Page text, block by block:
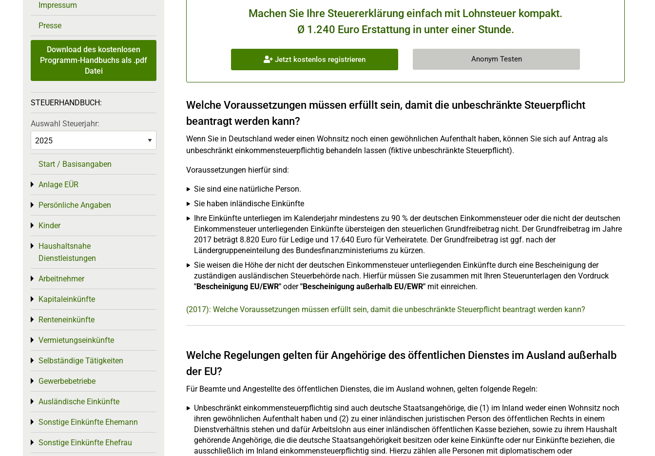
Machen Sie Ihre Steuererklärung einfach mit Lohnsteuer kompakt.
Ø 1.240 Euro Erstattung in unter einer Stunde.
Jetzt kostenlos registrieren Anonym Testen
Welche Voraussetzungen müssen erfüllt sein, damit die unbeschränkte Steuerpflicht
beantragt werden kann?
Wenn Sie in Deutschland weder einen Wohnsitz noch einen gewöhnlichen Aufenthalt haben, können Sie sich auf Antrag als
unbeschränkt einkommensteuerpflichtig behandeln lassen (fiktive unbeschränkte Steuerpflicht).
Voraussetzungen hierfür sind:
Sie sind eine natürliche Person.
Sie haben inländische Einkünfte
Ihre Einkünfte unterliegen im Kalenderjahr mindestens zu 90 % der deutschen Einkommensteuer oder die nicht der deutschen
Einkommensteuer unterliegenden Einkünfte übersteigen den steuerlichen Grundfreibetrag nicht. Der Grundfreibetrag im Jahre
2017 beträgt 8.820 Euro für Ledige und 17.640 Euro für Verheiratete. Der Grundfreibetrag ist ggf. nach der
Ländergruppeneinteilung des Bundesfinanzministeriums zu kürzen.
Sie weisen die Höhe der nicht der deutschen Einkommensteuer unterliegenden Einkünfte durch eine Bescheinigung der
zuständigen ausländischen Steuerbehörde nach. Hierfür müssen Sie zusammen mit Ihren Steuerunterlagen den Vordruck
"Bescheinigung EU/EWR" oder"Bescheinigung außerhalb EU/EWR" mit einreichen.
(2017): Welche Voraussetzungen müssen erfüllt sein, damit die unbeschränkte Steuerpflicht beantragt werden kann?
Welche Regelungen gelten für Angehörige des öffentlichen Dienstes im Ausland außerhalb
der EU?
Für Beamte und Angestellte des öffentlichen Dienstes, die im Ausland wohnen, gelten folgende Regeln:
Unbeschränkt einkommensteuerpflichtig sind auch deutsche Staatsangehörige, die (1) im Inland weder einen Wohnsitz noch
ihren gewöhnlichen Aufenthalt haben und (2) zu einer inländischen juristischen Person des öffentlichen Rechts in einem
Dienstverhältnis stehen und dafür Arbeitslohn aus einer inländischen öffentlichen Kasse beziehen, sowie zu ihrem Haushalt
gehörende Angehörige, die die deutsche Staatsangehörigkeit besitzen oder keine Einkünfte oder nur Einkünfte beziehen, die
ausschließlich im Inland einkommensteuerpflichtig sind. Hierzu zählen alle Personen mit diplomatischem oder
Impressum
Presse
Download des kostenlosen
Programm-Handbuchs als .pdf
Datei
STEUERHANDBUCH:
Auswahl Steuerjahr:
Start / Basisangaben
Anlage EÜR
Toggle menu
Persönliche Angaben
Toggle menu
Kinder
Toggle menu
Haushaltsnahe
Dienstleistungen
Toggle menu
Arbeitnehmer
Toggle menu
Kapitaleinkünfte
Toggle menu
Renteneinkünfte
Toggle menu
Vermietungseinkünfte
Toggle menu
Selbständige Tätigkeiten
Toggle menu
Gewerbebetriebe
Toggle menu
Ausländische Einkünfte
Toggle menu
Sonstige Einkünfte Ehemann
Toggle menu
Sonstige Einkünfte Ehefrau
Toggle menu